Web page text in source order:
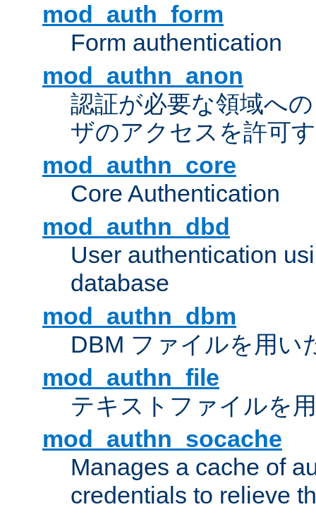
mod_auth_form
Form authentication
mod_authn_anon
認証が必要な領域へ
ザのアクセスを許可
mod_authn_core
Core Authentication
mod_authn_dbd
User authentication
database
mod_authn_dbm
DBM ファイルを用い
mod_authn_file
テキストファイルを
mod_authn_socache
Manages a cache of
credentials to relieve